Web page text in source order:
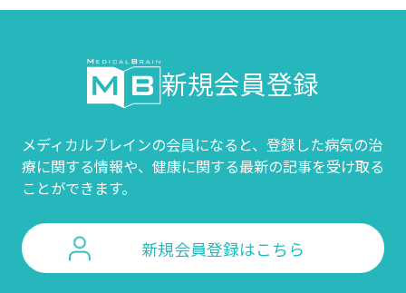
新規会員登録
メディカルブレインの会員になると、登録した病気の治
療に関する情報や、 健康に関する最新の記事を受け取る
ことができます。
新規会員登録はこちら